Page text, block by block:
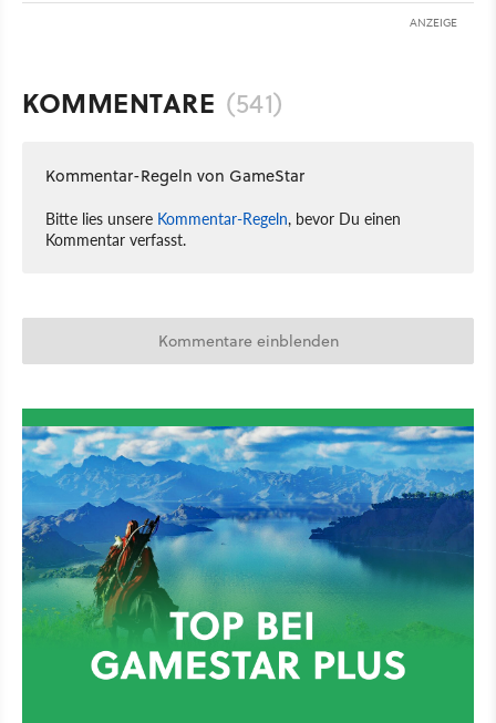
ANZEIGE
KOMMENTARE (541)
Kommentar-Regeln von GameStar
Bitte lies unsere Kommentar-Regeln, bevor Du einen
Kommentar verfasst.
Kommentare einblenden